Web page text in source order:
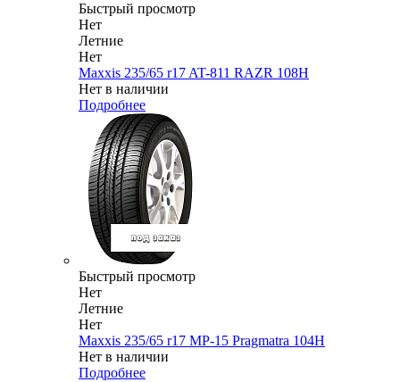
Быстрый просмотр
Нет
Летние
Нет
Maxxis 235/65 r17 AT-811 RAZR 108H
Нет в наличии
Подробнее
Быстрый просмотр
Нет
Летние
Нет
Maxxis 235/65 r17 MP-15 Pragmatra 104H
Нет в наличии
Подробнее